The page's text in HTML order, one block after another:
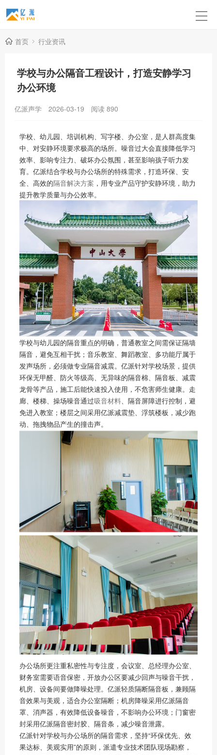
首页 行业资讯
学校与办公隔音工程设计，打造安静学习
办公环境
亿派声学 2026-03-19 阅读 890
学校、幼儿园、培训机构、写字楼、办公室，是人群高度集
中、对安静环境要求极高的场所。噪音过大会直接降低学习
效率、影响专注力、破坏办公氛围，甚至影响孩子听力发
育。亿派结合学校与办公场所的特殊需求，打造环保、安
全、高效的隔音解决方案 ，用专业产品守护安静环境，助力
提升教学质量与办公效率。
学校与幼儿园的隔音重点的明确，普通教室之间需保证隔墙
隔音，避免互相干扰；音乐教室、舞蹈教室、多功能厅属于
发声场所，必须做专业隔音减震。亿派针对学校场景，提供
环保无甲醛、防火等级高、无异味的隔音棉、隔音板、减震
龙骨等产品，施工后能快速投入使用，不危害师生健康。走
廊、楼梯、操场噪音通过吸音材料、隔音屏障进行控制，避
免进入教室；楼层之间采用亿派减震垫、浮筑楼板，减少跑
动、拖拽物品产生的撞击声。
办公场所更注重私密性与专注度，会议室、总经理办公室、
财务室需要语音保密，开放办公区要减少回声与噪音干扰，
机房、设备间要做降噪处理。亿派轻质隔断隔音板，兼顾隔
音效果与美观，适合办公室隔断；机房降噪采用亿派隔音
罩、消声器，有效降低设备噪音，不影响办公环境；门窗密
封采用亿派隔音密封胶、隔音条，减少噪音泄露。
亿派针对学校与办公场所的隔音需求，坚持“环保优先、效
果达标、美观实用”的原则，派遣专业技术团队现场勘察，